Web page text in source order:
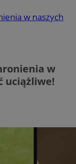
w naszych
w
uciążliwe!